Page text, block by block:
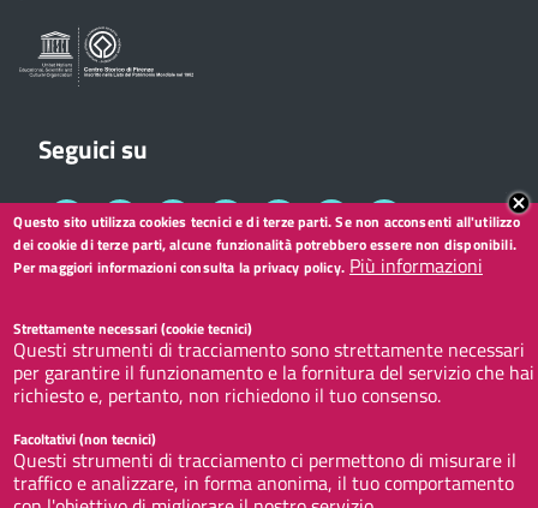
Seguici su
Collegamento
a
Facebook
Collegamento
a
Twitter
Collegamento
a
Instagram
Collegamento
a
LinkedIn
Collegamento
a
You
Tube
Collegamento
a
Telegram
Collegamento
a
Whatsapp
Widget
Footer
menu
Redazione web
Privacy
Note legali
Accessibilità
CC BY 3.0 IT
Questo sito utilizza cookies tecnici e di terze parti. Se non acconsenti all'utilizzo
dei cookie di terze parti, alcune funzionalità potrebbero essere non disponibili.
Per maggiori informazioni consulta la privacy policy. Più informazioni
Strettamente necessari (cookie tecnici)
Questi strumenti di tracciamento sono strettamente necessari
per garantire il funzionamento e la fornitura del servizio che hai
richiesto e, pertanto, non richiedono il tuo consenso.
Facoltativi (non tecnici)
Questi strumenti di tracciamento ci permettono di misurare il
traffico e analizzare, in forma anonima, il tuo comportamento